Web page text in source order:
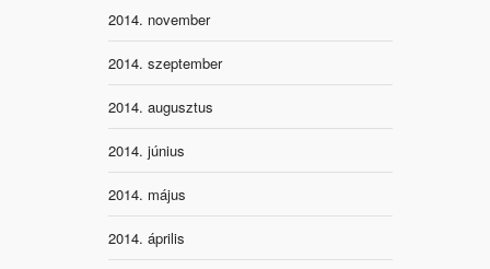
2014. november
2014. szeptember
2014. augusztus
2014. június
2014. május
2014. április